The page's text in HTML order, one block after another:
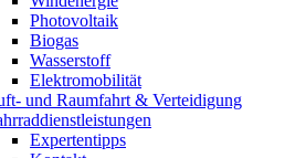
Photovoltaik
Biogas
Wasserstoff
Elektromobilität
und Raumfahrt & Verteidigung
Expertentipps